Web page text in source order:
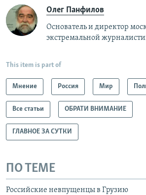
Олег Панфилов
Основатель и директор
экстремальной
This item is part of
Мнение Россия Мир
Все статьи ОБРАТИ ВНИМАНИЕ
ГЛАВНОЕ ЗА СУТКИ
ПО ТЕМЕ
Российские невпущенцы в Грузию